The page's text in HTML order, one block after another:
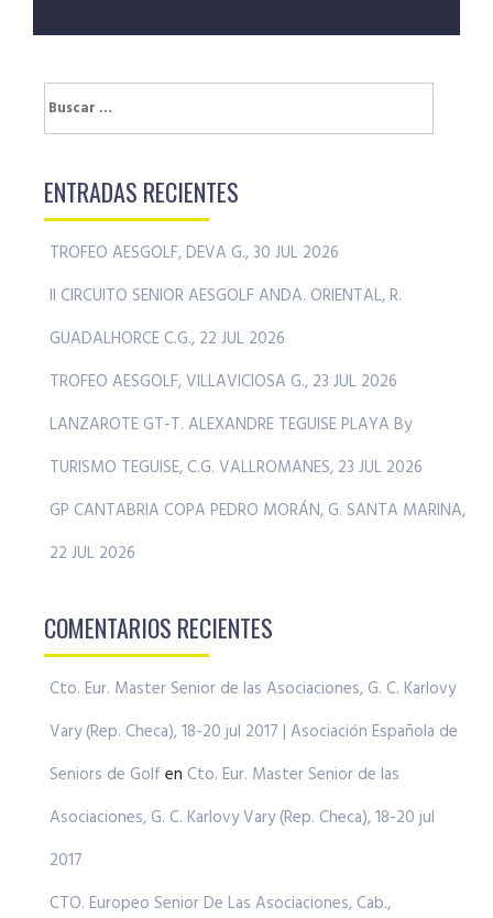
Buscar:
ENTRADAS RECIENTES
TROFEO AESGOLF, DEVA G., 30 JUL 2026
II CIRCUITO SENIOR AESGOLF ANDA. ORIENTAL, R.
GUADALHORCE C.G., 22 JUL 2026
TROFEO AESGOLF, VILLAVICIOSA G., 23 JUL 2026
LANZAROTE GT-T. ALEXANDRE TEGUISE PLAYA By
TURISMO TEGUISE, C.G. VALLROMANES, 23 JUL 2026
GP CANTABRIA COPA PEDRO MORÁN, G. SANTA MARINA,
22 JUL 2026
COMENTARIOS RECIENTES
Cto. Eur. Master Senior de las Asociaciones, G. C. Karlovy
Vary (Rep. Checa), 18-20 jul 2017 | Asociación Española de
Seniors de Golf en Cto. Eur. Master Senior de las
Asociaciones, G. C. Karlovy Vary (Rep. Checa), 18-20 jul
2017
CTO. Europeo Senior De Las Asociaciones, Cab.,